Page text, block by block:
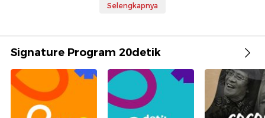
Selengkapnya
Signature Program 20detik